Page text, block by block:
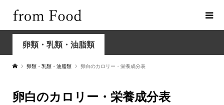
卵類・乳類・油脂類
卵類・乳類・油脂類 卵白のカロリー・栄養成分表
卵白のカロリー・栄養成分表